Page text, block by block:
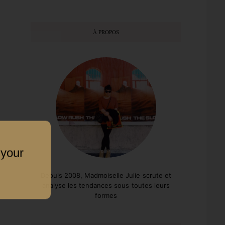
À PROPOS
Depuis 2008, Madmoiselle Julie scrute et
analyse les tendances sous toutes leurs
formes